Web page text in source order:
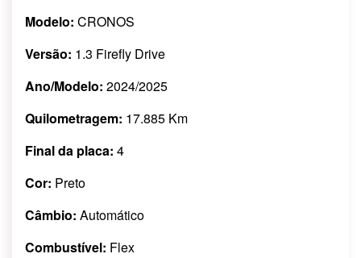
Modelo: CRONOS
Versão: 1.3 Firefly Drive
Ano/Modelo: 2024/2025
Quilometragem: 17.885 Km
Final da placa: 4
Cor: Preto
Câmbio: Automático
Combustível: Flex